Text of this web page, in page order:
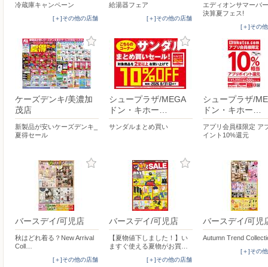
冷蔵庫キャンペーン
[＋]その他の店舗
給湯器フェア
[＋]その他の店舗
エディオンサマーバ
決算夏フェス!
[＋]その
ケーズデンキ/美濃加
茂店
新製品が安いケーズデンキ_
夏得セール
シュープラザ/MEGA
ドン・キホー…
サンダルまとめ買い
シュープラザ/
ドン・キホー…
アプリ会員様限定 ア
イント10%還元
バースデイ/可児店
秋はどれ着る？New Arrival
Coll…
[＋]その他の店舗
バースデイ/可児店
【夏物値下しました！】い
ますぐ使える夏物がお買…
[＋]その他の店舗
バースデイ/可児
Autumn Trend
[＋]その